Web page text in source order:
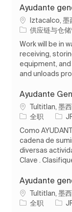
Ayudante
位置Iztacalco, 墨
类别供应链与仓
Work will be in
receiving,
equipment,
and unloads
Ayudante
位置Tultitlan, 墨
工作类型
全职 作业
Como
cadena de
diversas
Clave .
Ayudante
位置Tultitlan, 墨
工作类型
全职 作业